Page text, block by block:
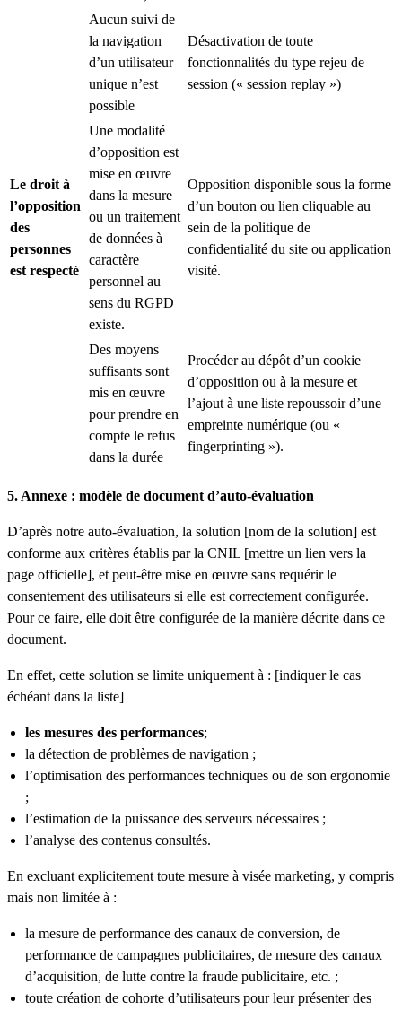
Aucun suivi de
la navigation
d’un utilisateur
unique n’est
possible
Désactivation de toute
fonctionnalités du type rejeu de
session (« session replay »)
Le droit à
l’opposition
des
personnes
est respecté
Une modalité
d’opposition est
mise en œuvre
dans la mesure
ou un traitement
de données à
caractère
personnel au
sens du RGPD
existe.
Opposition disponible sous la forme
d’un bouton ou lien cliquable au
sein de la politique de
confidentialité du site ou application
visité.
Des moyens
suffisants sont
mis en œuvre
pour prendre en
compte le refus
dans la durée
Procéder au dépôt d’un cookie
d’opposition ou à la mesure et
l’ajout à une liste repoussoir d’une
empreinte numérique (ou «
fingerprinting »).
5. Annexe : modèle de document d’auto-évaluation
D’après notre auto-évaluation, la solution [nom de la solution] est
conforme aux critères établis par la CNIL [mettre un lien vers la
page officielle], et peut-être mise en œuvre sans requérir le
consentement des utilisateurs si elle est correctement configurée.
Pour ce faire, elle doit être configurée de la manière décrite dans ce
document.
En effet, cette solution se limite uniquement à : [indiquer le cas
échéant dans la liste]
les mesures des performances;
la détection de problèmes de navigation ;
l’optimisation des performances techniques ou de son ergonomie
;
l’estimation de la puissance des serveurs nécessaires ;
l’analyse des contenus consultés.
En excluant explicitement toute mesure à visée marketing, y compris
mais non limitée à :
la mesure de performance des canaux de conversion, de
performance de campagnes publicitaires, de mesure des canaux
d’acquisition, de lutte contre la fraude publicitaire, etc. ;
toute création de cohorte d’utilisateurs pour leur présenter des